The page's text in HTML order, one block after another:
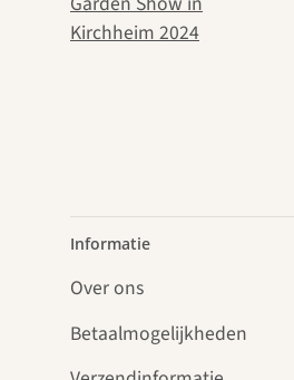
Informatie
Over ons
Betaalmogelijkheden